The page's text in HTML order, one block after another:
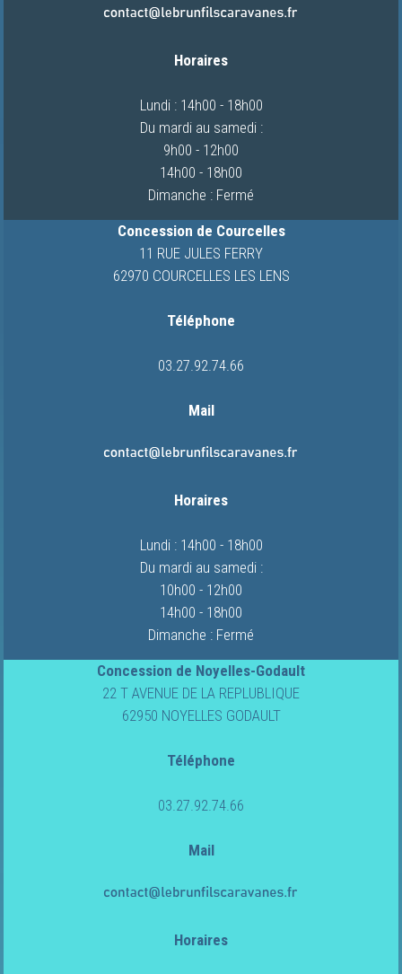
Horaires
Lundi : 14h00 - 18h00
Du mardi au samedi :
9h00 - 12h00
14h00 - 18h00
Dimanche : Fermé
Concession de Courcelles
11 RUE JULES FERRY
62970 COURCELLES LES LENS
Téléphone
03.27.92.74.66
Mail
Horaires
Lundi : 14h00 - 18h00
Du mardi au samedi :
10h00 - 12h00
14h00 - 18h00
Dimanche : Fermé
Concession de Noyelles-Godault
22 T AVENUE DE LA REPLUBLIQUE
62950 NOYELLES GODAULT
Téléphone
03.27.92.74.66
Mail
Horaires